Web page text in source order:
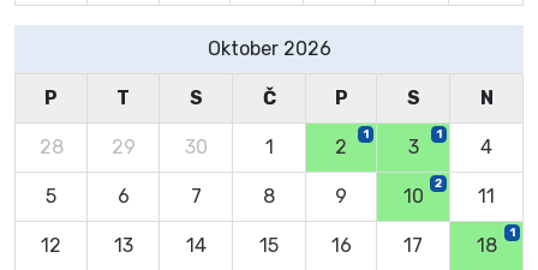
Oktober 2026
P T S Č P S N
28 29 30 1 2
1
3
1
4
5 6 7 8 9 10
2
11
12 13 14 15 16 17 18
1